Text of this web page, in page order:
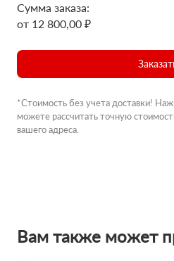
Сумма заказа:
от 12 800,00 ₽
*Стоимость без учета доставки!
можете рассчитать точную
вашего адреса.
Вам также может